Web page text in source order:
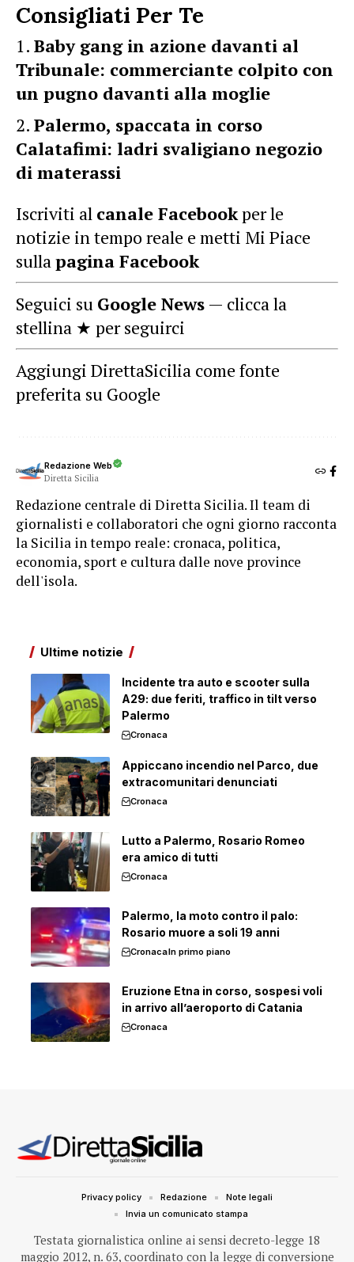
Consigliati Per Te
Baby gang in azione davanti al
Tribunale: commerciante colpito con
un pugno davanti alla moglie
Palermo, spaccata in corso
Calatafimi: ladri svaligiano negozio
di materassi
Iscriviti al canale Facebookper le
notizie in tempo reale e metti Mi Piace
sullapagina Facebook
Seguici su Google News — clicca la
stellina ★ per seguirci
Aggiungi DirettaSicilia come fonte
preferita su Google
Redazione Web
Diretta Sicilia
Redazione centrale di Diretta Sicilia. Il team di
giornalisti e collaboratori che ogni giorno racconta
la Sicilia in tempo reale: cronaca, politica,
economia, sport e cultura dalle nove province
dell'isola.
Ultime notizie
Incidente tra auto e scooter sulla
A29: due feriti, traffico in tilt verso
Palermo
Cronaca
Appiccano incendio nel Parco, due
extracomunitari denunciati
Cronaca
Lutto a Palermo, Rosario Romeo
era amico di tutti
Cronaca
Palermo, la moto contro il palo:
Rosario muore a soli 19 anni
CronacaIn primo piano
Eruzione Etna in corso, sospesi voli
in arrivo all’aeroporto di Catania
Cronaca
Testata giornalistica online ai sensi decreto-legge 18
maggio 2012, n. 63, coordinato con la legge di conversione
Privacy policy Redazione
Note legali
Invia un comunicato stampa